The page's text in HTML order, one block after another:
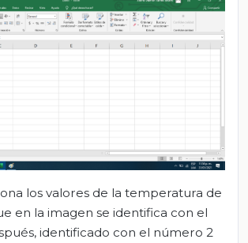
los valores de la temperatura de
en la imagen se identifica con el
identificado con el número 2